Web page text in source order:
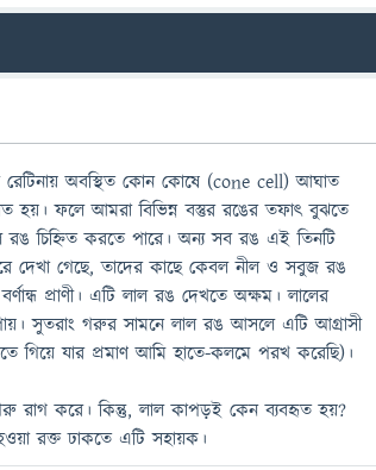
অবস্থিত কোন কোষে (cone cell) আঘাত
হয়। ফলে আমরা বিভিন্ন বস্তুর রঙের তফাৎ বুঝতে
চিহ্নিত করতে পারে। অন্য সব রঙ এই তিনটি
দেখা গেছে, তাদের কাছে কেবল নীল ও সবুজ রঙ
প্রাণী। এটি লাল রঙ দেখতে অক্ষম। লালের
সুতরাং গরুর সামনে লাল রঙ আসলে এটি আগ্রাসী
গিয়ে যার প্রমাণ আমি হাতে-কলমে পরখ করেছি)।
রাগ করে। কিন্তু, লাল কাপড়ই কেন ব্যবহৃত হয়?
রক্ত ঢাকতে এটি সহায়ক।